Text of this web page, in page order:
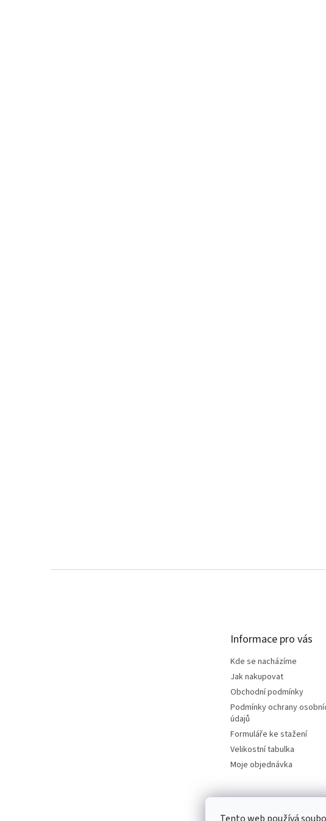
Informace pro vás
Kde se nacházíme
Jak nakupovat
Obchodní podmínky
Podmínky ochrany
údajů
Formuláře ke stažení
Velikostní tabulka
Moje objednávka